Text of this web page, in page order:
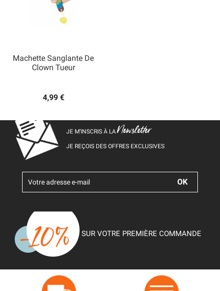
Machette Sanglante De
Clown Tueur
4,99 €
JE M’INSCRIS À LANewsletter
JE REÇOIS DES OFFRES EXCLUSIVES
SUR VOTRE PREMIÈRE COMMANDE